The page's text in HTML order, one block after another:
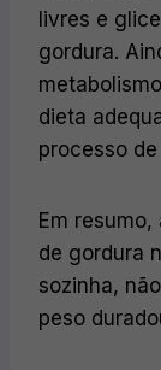
livres e
gordura.
dieta
processo
Em
de gordura
sozinha,
peso